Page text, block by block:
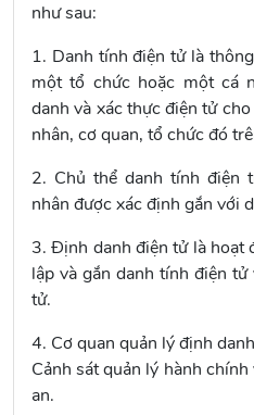
như sau:
1. Danh tính điện tử là
một tổ chức hoặc một cá
danh và xác thực điện tử
nhân, cơ quan, tổ chức đó
2. Chủ thể danh tính điện
nhân được xác định gắn với
3. Định danh điện tử là hoạt
lập và gắn danh tính điện
tử.
4. Cơ quan quản lý định
Cảnh sát quản lý hành
an.